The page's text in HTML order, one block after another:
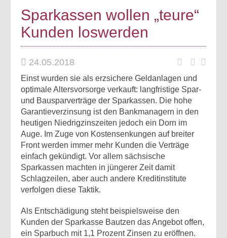
Sparkassen wollen „teure“
Kunden loswerden
24.05.2018
Einst wurden sie als erzsichere Geldanlagen und
optimale Altersvorsorge verkauft: langfristige Spar-
und Bausparverträge der Sparkassen. Die hohe
Garantieverzinsung ist den Bankmanagern in den
heutigen Niedrigzinszeiten jedoch ein Dorn im
Auge. Im Zuge von Kostensenkungen auf breiter
Front werden immer mehr Kunden die Verträge
einfach gekündigt. Vor allem sächsische
Sparkassen machten in jüngerer Zeit damit
Schlagzeilen, aber auch andere Kreditinstitute
verfolgen diese Taktik.
Als Entschädigung steht beispielsweise den
Kunden der Sparkasse Bautzen das Angebot offen,
ein Sparbuch mit 1,1 Prozent Zinsen zu eröffnen.